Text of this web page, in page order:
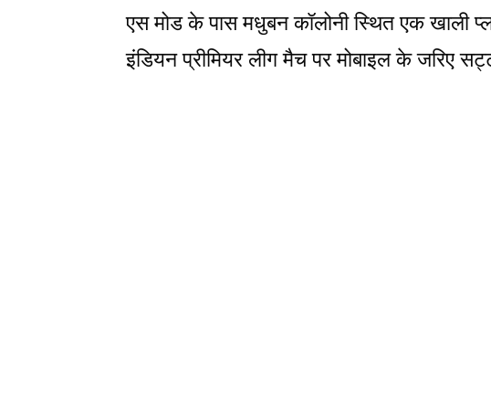
एस मोड के पास मधुबन कॉलोनी स्थित एक खाली
इंडियन प्रीमियर लीग मैच पर मोबाइल के जरिए